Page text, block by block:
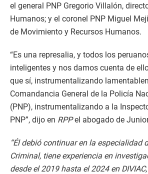
el general PNP Gregorio Villalón,
Humanos; y el coronel PNP Miguel
de Movimiento y Recursos Humanos.
“Es una represalia, y todos los
inteligentes y nos damos cuenta de
que sí, instrumentalizando
Comandancia General de la Policía
(PNP), instrumentalizando a la
PNP”, dijo en RPPel abogado de
“Él debió continuar en la especialidad
Criminal, tiene experiencia en
desde el 2019 hasta el 2024 en